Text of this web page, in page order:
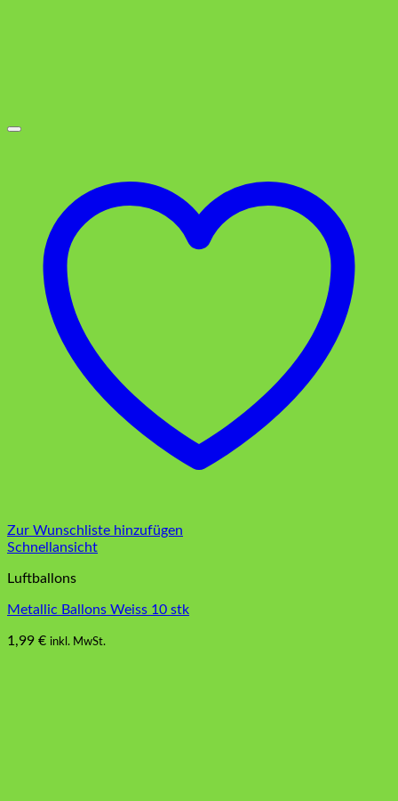
Zur Wunschliste hinzufügen
Schnellansicht
Luftballons
Metallic Ballons Weiss 10 stk
1,99 € inkl. MwSt.